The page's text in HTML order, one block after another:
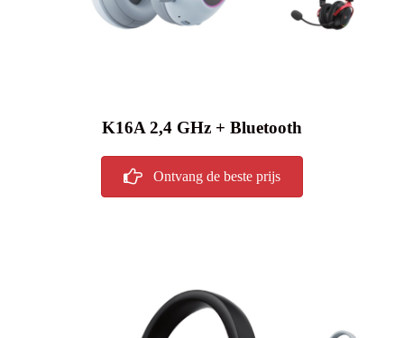
K16A 2,4 GHz + Bluetooth
Ontvang de beste prijs